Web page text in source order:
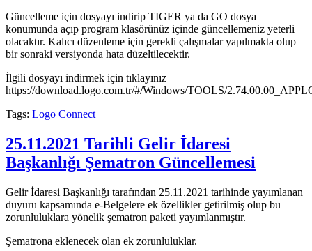
Güncelleme için dosyayı indirip TIGER ya da GO dosya
konumunda açıp program klasörünüz içinde güncellemeniz yeterli
olacaktır. Kalıcı düzenleme için gerekli çalışmalar yapılmakta olup
bir sonraki versiyonda hata düzeltilecektir.
İlgili dosyayı indirmek için tıklayınız
https://download.logo.com.tr/#/Windows/TOOLS/
Tags: Logo Connect
25.11.2021 Tarihli Gelir İdaresi
Başkanlığı Şematron Güncellemesi
Gelir İdaresi Başkanlığı tarafından 25.11.2021 tarihinde yayımlanan
duyuru kapsamında e-Belgelere ek özellikler getirilmiş olup bu
zorunluluklara yönelik şematron paketi yayımlanmıştır.
Şematrona eklenecek olan ek zorunluluklar.